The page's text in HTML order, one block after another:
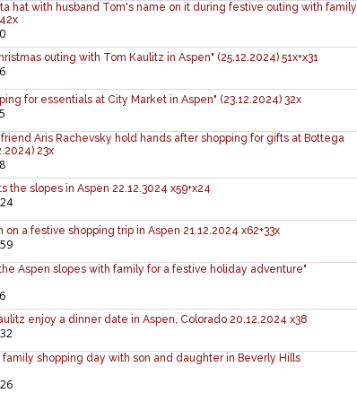
hat with husband Tom's name on it during festive outing with family
outing with Tom Kaulitz in Aspen" (25.12.2024) 51x+x31
for essentials at City Market in Aspen" (23.12.2024) 32x
Aris Rachevsky hold hands after shopping for gifts at Bottega
23x
the slopes in Aspen 22.12.3024 x59+x24
a festive shopping trip in Aspen 21.12.2024 x62+33x
Aspen slopes with family for a festive holiday adventure"
enjoy a dinner date in Aspen, Colorado 20.12.2024 x38
shopping day with son and daughter in Beverly Hills